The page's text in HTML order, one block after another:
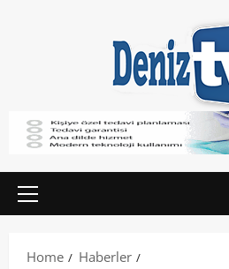
Home
Haberler